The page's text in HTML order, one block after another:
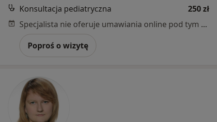
Konsultacja pediatryczna
250 zł
Specjalista nie oferuje umawiania online pod tym adresem.
Poproś o wizytę